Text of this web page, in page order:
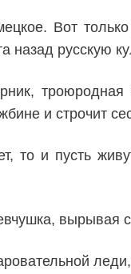
Вот
назад русскую
и строчит
то и пусть
вырывая